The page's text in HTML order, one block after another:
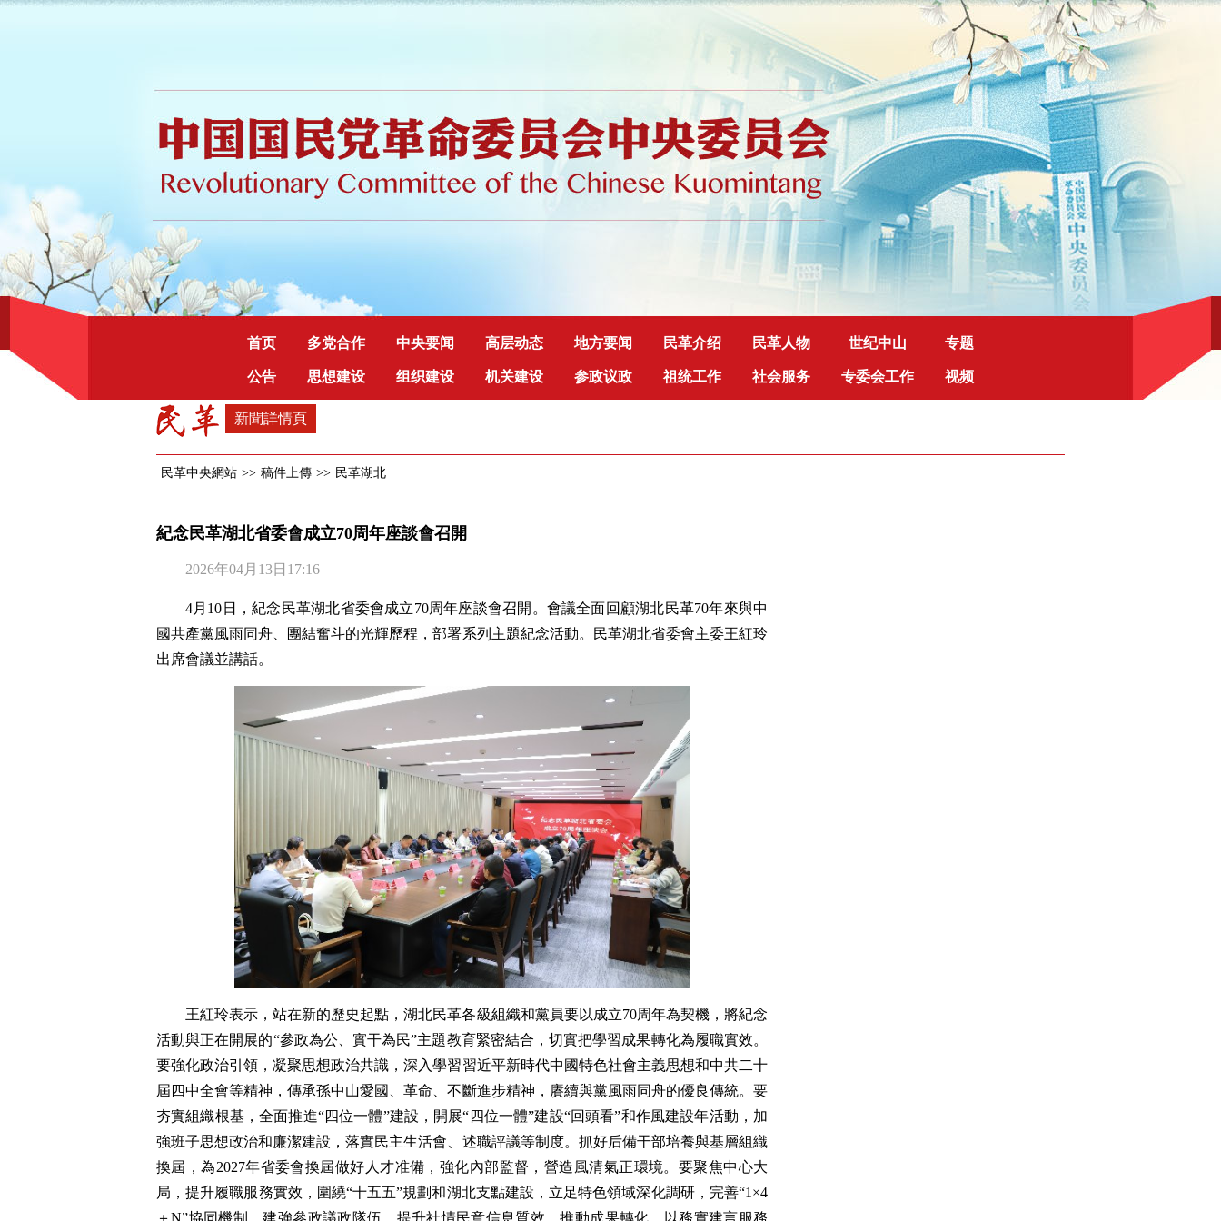
首页 多党合作 中央要闻 高层动态 地方要闻 民革介绍 民革人物 世纪中山 专题
公告 思想建设 组织建设 机关建设 参政议政 祖统工作 社会服务 专委会工作 视频
新聞詳情頁
民革中央網站 >> 稿件上傳 >> 民革湖北
紀念民革湖北省委會成立70周年座談會召開
2026年04月13日17:16
4月10日，紀念民革湖北省委會成立70周年座談會召開。會議全面回顧湖北民革70年來與中
國共產黨風雨同舟、團結奮斗的光輝歷程，部署系列主題紀念活動。民革湖北省委會主委王紅玲
出席會議並講話。
王紅玲表示，站在新的歷史起點，湖北民革各級組織和黨員要以成立70周年為契機，將紀念
活動與正在開展的“參政為公、實干為民”主題教育緊密結合，切實把學習成果轉化為履職實效。
要強化政治引領，凝聚思想政治共識，深入學習習近平新時代中國特色社會主義思想和中共二十
屆四中全會等精神，傳承孫中山愛國、革命、不斷進步精神，賡續與黨風雨同舟的優良傳統。要
夯實組織根基，全面推進“四位一體”建設，開展“四位一體”建設“回頭看”和作風建設年活動，加
強班子思想政治和廉潔建設，落實民主生活會、述職評議等制度。抓好后備干部培養與基層組織
換屆，為2027年省委會換屆做好人才准備，強化內部監督，營造風清氣正環境。要聚焦中心大
局，提升履職服務實效，圍繞“十五五”規劃和湖北支點建設，立足特色領域深化調研，完善“1×4
＋N”協同機制，建強參政議政隊伍，提升社情民意信息質效，推動成果轉化，以務實建言服務